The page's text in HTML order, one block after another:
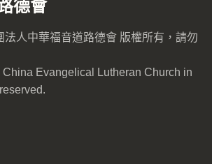
德會
法人中華福音道路德會 版權所有，請勿
Evangelical Lutheran Church in